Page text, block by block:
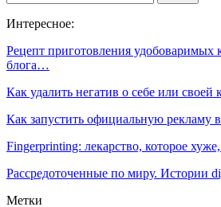
Интересное:
Рецепт приготовления удобоваримых
блога…
Как удалить негатив о себе или
Как запустить официальную рекламу
Fingerprinting: лекарство, которое
Рассредоточенные по миру. Истории
Метки